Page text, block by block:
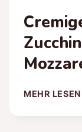
MEHR LESEN